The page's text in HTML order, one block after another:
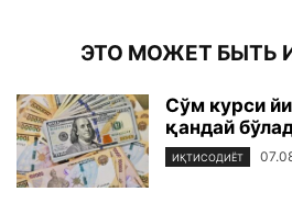
ЭТО МОЖЕТ БЫТЬ
Сўм курси
қандай
ИҚТИСОДИЁТ